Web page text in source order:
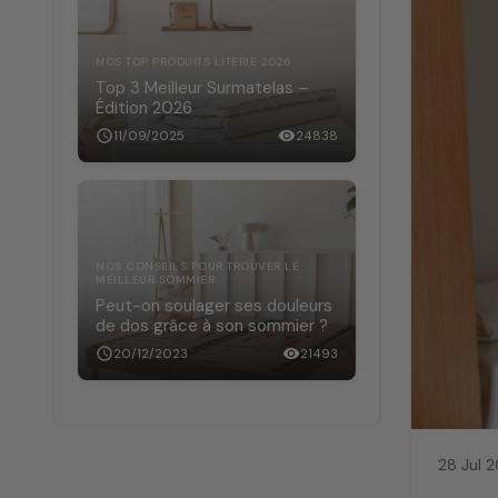
NOS TOP PRODUITS LITERIE 2026
Top 3 Meilleur Surmatelas –
Édition 2026
schedule11/09/2025 visibility24838
NOS CONSEILS POUR TROUVER LE
MEILLEUR SOMMIER
Peut-on soulager ses douleurs
de dos grâce à son sommier ?
schedule20/12/2023 visibility21493
lit
28 Jul